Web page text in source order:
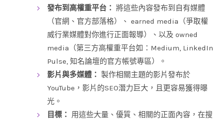
發布到高權重平台： 將這些內容發布到自有媒體
（官網、官方部落格）、 earned media（爭取權
威行業媒體對你進行正面報導）、以及 owned
media（第三方高權重平台如：Medium, LinkedIn
Pulse, 知名論壇的官方帳號專區）。
影片與多媒體： 製作相關主題的影片發布於
YouTube，影片的SEO潛力巨大，且更容易獲得曝
光。
目標： 用這些大量、優質、相關的正面內容，在搜